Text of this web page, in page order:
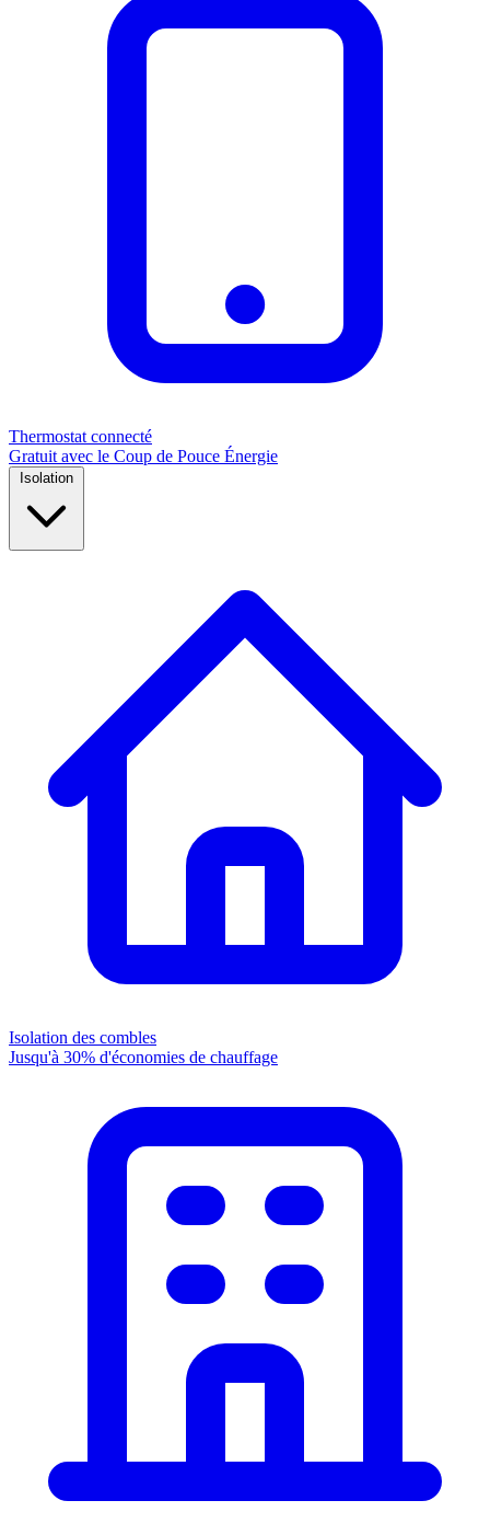
Thermostat connecté
Gratuit avec le Coup de Pouce Énergie
Isolation des combles
Jusqu'à 30% d'économies de chauffage